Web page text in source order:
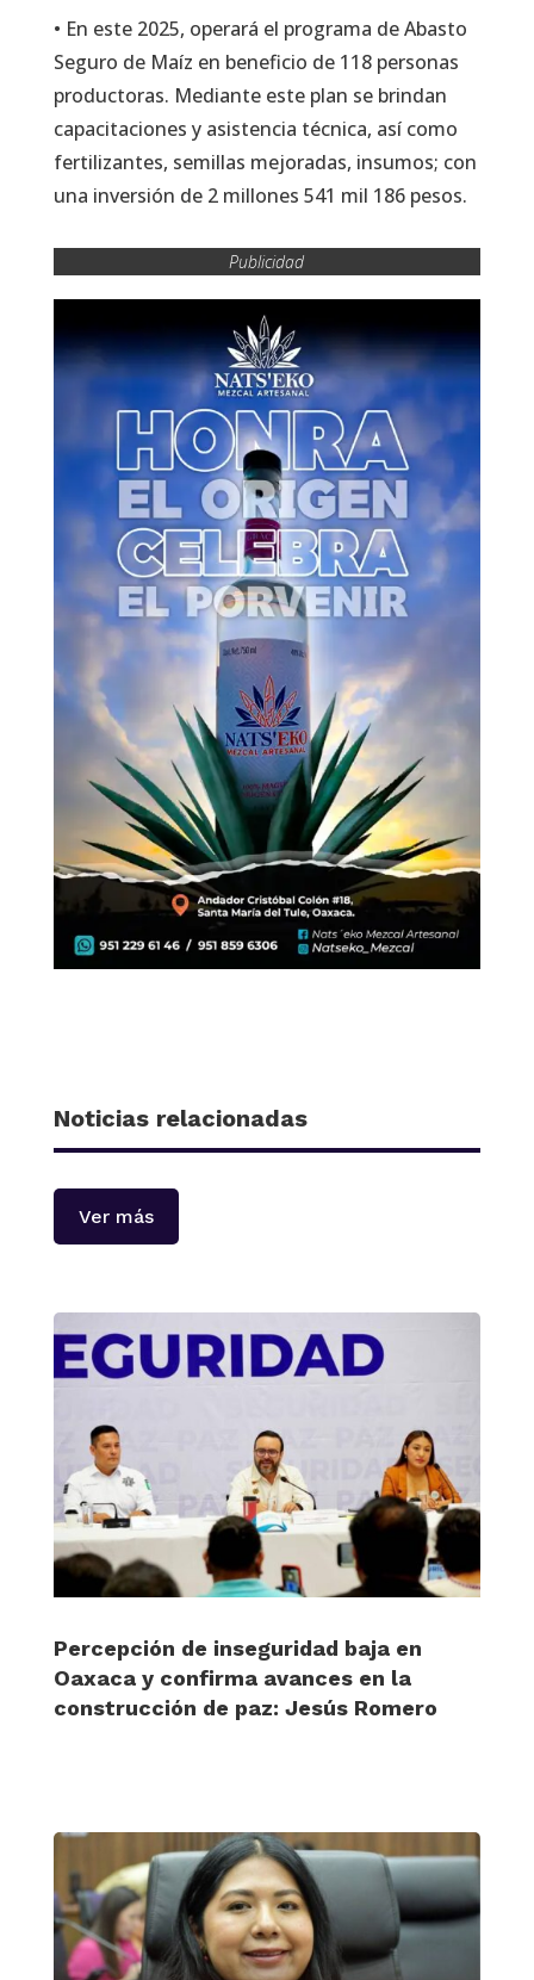
• En este 2025, operará el programa de Abasto
Seguro de Maíz en beneficio de 118 personas
productoras. Mediante este plan se brindan
capacitaciones y asistencia técnica, así como
fertilizantes, semillas mejoradas, insumos; con
una inversión de 2 millones 541 mil 186 pesos.
Publicidad
Noticias relacionadas
Ver más
Percepción de inseguridad baja en
Oaxaca y confirma avances en la
construcción de paz: Jesús Romero